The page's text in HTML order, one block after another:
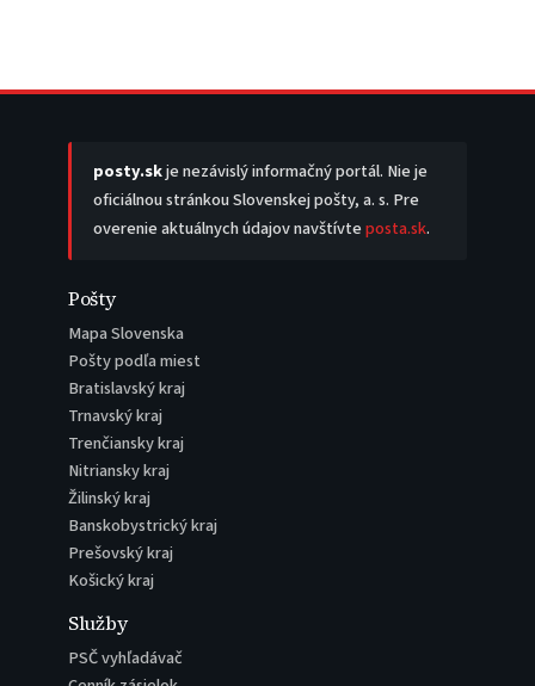
posty.skje nezávislý informačný portál. Nie je
oficiálnou stránkou Slovenskej pošty, a. s. Pre
overenie aktuálnych údajov navštívteposta.sk.
Pošty
Mapa Slovenska
Pošty podľa miest
Bratislavský kraj
Trnavský kraj
Trenčiansky kraj
Nitriansky kraj
Žilinský kraj
Banskobystrický kraj
Prešovský kraj
Košický kraj
Služby
PSČ vyhľadávač